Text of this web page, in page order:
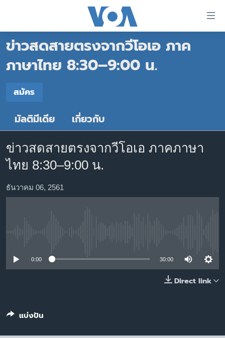
ต่อ
ไป
หลัก
หน้า
หลัก
ข้าม
ไป
การ
หน้าหลัก
โลก
เอเชีย
ไทย
ธุรกิจ
วิทยาศาสตร์
ไลฟ์สไตล์
ข่าวสดสายตรงจากวีโอเอ ภาค
ภาษาไทย 8:30–9:00 น.
สมัคร
สมัคร
มัลติมีเดีย เกี่ยวกับ
ข่าวสดสายตรงจากวีโอเอ ภาคภาษา
ไทย 8:30–9:00 น.
ธันวาคม 06, 2561
0:00 30:00
Direct link
แบ่งปัน